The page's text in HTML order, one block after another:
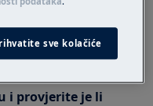
i provjerite
spremnik za
nešto zaglavilo.
i provjerite je li
sve kolačiće